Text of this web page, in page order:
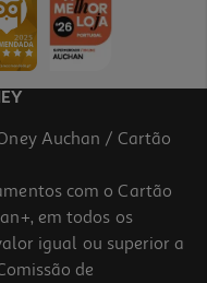
Auchan / Cartão
com o Cartão
em todos os
igual ou superior a
de